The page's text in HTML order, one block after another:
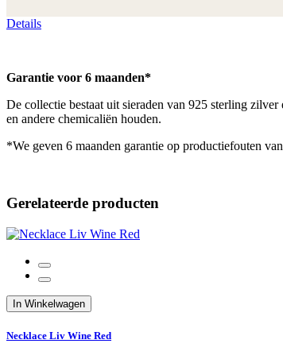
Details
Garantie voor 6 maanden*
De collectie bestaat uit sieraden van 925 sterling
en andere chemicaliën houden.
*We geven 6 maanden garantie op productiefouten
Gerelateerde producten
In Winkelwagen
Necklace Liv Wine Red